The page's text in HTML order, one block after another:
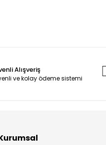
Alışveriş
ve kolay ödeme sistemi